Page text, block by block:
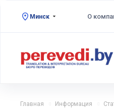
Минск О
Главная Информация